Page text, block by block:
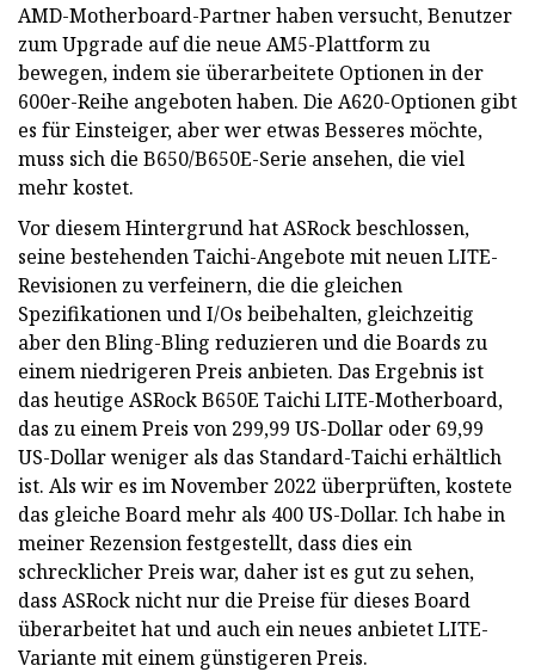
AMD-Motherboard-Partner haben versucht, Benutzer
zum Upgrade auf die neue AM5-Plattform zu
bewegen, indem sie überarbeitete Optionen in der
600er-Reihe angeboten haben. Die A620-Optionen gibt
es für Einsteiger, aber wer etwas Besseres möchte,
muss sich die B650/B650E-Serie ansehen, die viel
mehr kostet.
Vor diesem Hintergrund hat ASRock beschlossen,
seine bestehenden Taichi-Angebote mit neuen LITE-
Revisionen zu verfeinern, die die gleichen
Spezifikationen und I/Os beibehalten, gleichzeitig
aber den Bling-Bling reduzieren und die Boards zu
einem niedrigeren Preis anbieten. Das Ergebnis ist
das heutige ASRock B650E Taichi LITE-Motherboard,
das zu einem Preis von 299,99 US-Dollar oder 69,99
US-Dollar weniger als das Standard-Taichi erhältlich
ist. Als wir es im November 2022 überprüften, kostete
das gleiche Board mehr als 400 US-Dollar. Ich habe in
meiner Rezension festgestellt, dass dies ein
schrecklicher Preis war, daher ist es gut zu sehen,
dass ASRock nicht nur die Preise für dieses Board
überarbeitet hat und auch ein neues anbietet LITE-
Variante mit einem günstigeren Preis.